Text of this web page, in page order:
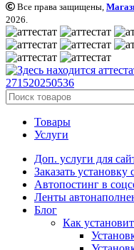
Все права защищены,
2026.
Товары
Услуги
Доп. услуги для
Заказать установку
Автопостинг в
Ленты
Блог
Как